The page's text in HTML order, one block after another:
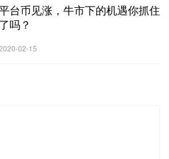
这些代币化资产及其市值。本报告不包含
台币见涨，牛市下的机遇你抓住
了吗？
02-15